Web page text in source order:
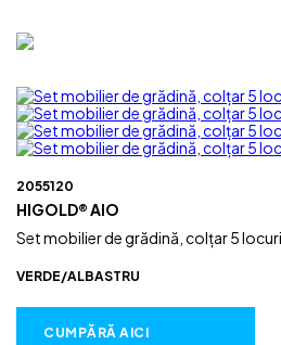
2055120
HIGOLD® AIO
Set mobilier de grădină, colțar 5
VERDE/ALBASTRU
CUMPĂRĂ AICI